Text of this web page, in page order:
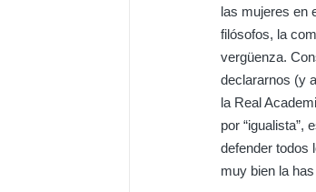
las mujeres en
filósofos, la
vergüenza.
declararnos (y
la Real
por “igualista”,
defender todos
muy bien la